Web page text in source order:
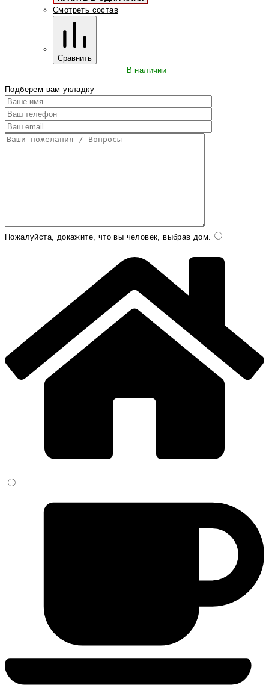
Смотреть состав
Сравнить
В наличии
Подберем вам укладку
Пожалуйста, докажите, что вы человек, выбрав дом.